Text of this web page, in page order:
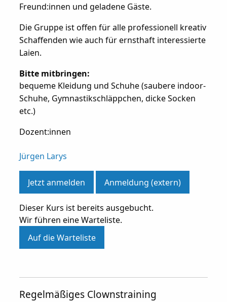
Freund:innen und geladene Gäste.
Die Gruppe ist offen für alle professionell kreativ
Schaffenden wie auch für ernsthaft interessierte
Laien.
Bitte mitbringen:
bequeme Kleidung und Schuhe (saubere indoor-
Schuhe, Gymnastikschläppchen, dicke Socken
etc.)
Dozent:innen
Jürgen Larys
Jetzt anmelden Anmeldung (extern)
Dieser Kurs ist bereits ausgebucht.
Wir führen eine Warteliste.
Auf die Warteliste
Regelmäßiges Clownstraining